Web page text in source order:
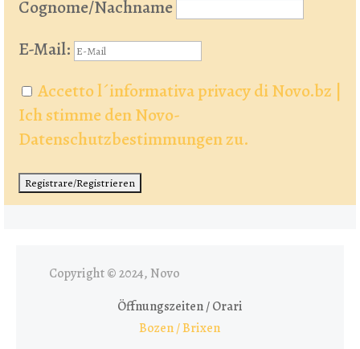
Cognome/Nachname
E-Mail:
Accetto l´informativa privacy di Novo.bz |
Ich stimme den Novo-
Datenschutzbestimmungen zu.
Copyright © 2024, Novo
Öffnungszeiten / Orari
Bozen / Brixen